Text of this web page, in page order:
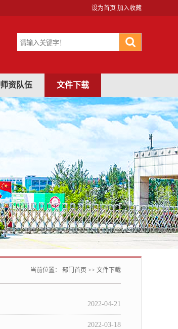
设为首页 加入收藏
师资队伍 文件下载
当前位置： 部门首页 >> 文件下载
2022-04-21
2022-03-18